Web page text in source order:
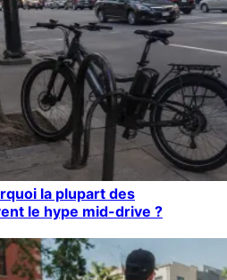
la plupart des
le hype mid-drive ?